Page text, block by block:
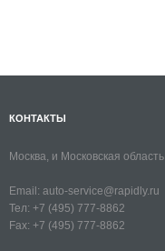
КОНТАКТЫ
Москва, и Московская область
Email: auto-service@rapidly.ru
Тел: +7 (495) 777-8862
Fax: +7 (495) 777-8862